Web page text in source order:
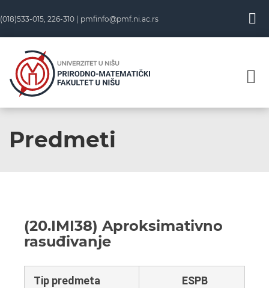
(018)533-015, 226-310 | pmfinfo@pmf.ni.ac.rs
Predmeti
(20.IMI38) Aproksimativno
rasuđivanje
Tip predmeta ESPB